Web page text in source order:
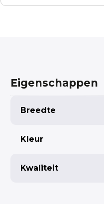
Eigenschappen
Breedte
Kleur
Kwaliteit